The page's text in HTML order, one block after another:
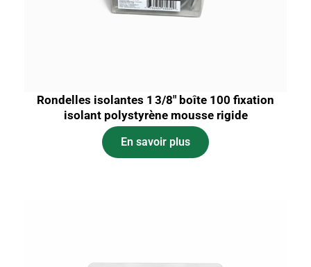
Rondelles isolantes 1 3/8″ boîte 100 fixation
isolant polystyrène mousse rigide
En savoir plus